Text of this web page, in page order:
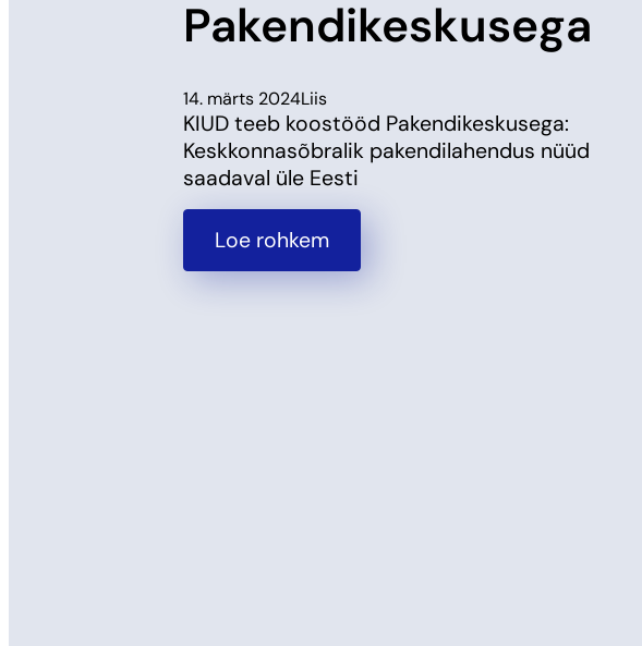
Pakendikeskusega
14. märts 2024Liis
KIUD teeb koostööd Pakendikeskusega:
Keskkonnasõbralik pakendilahendus nüüd
saadaval üle Eesti
Loe rohkem